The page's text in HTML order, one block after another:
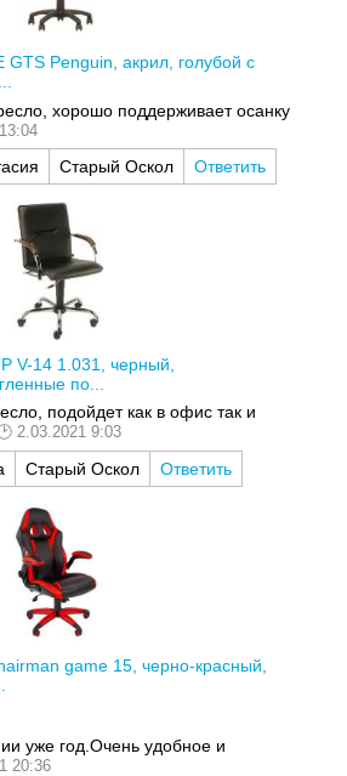
GTS Penguin, акрил, голубой с
хорошо поддерживает осанку
Старый Оскол Ответить
V-14 1.031, черный,
по...
подойдет как в офис так и
2.03.2021 9:03
Старый Оскол Ответить
game 15, черно-красный,
уже год.Очень удобное и
20:36